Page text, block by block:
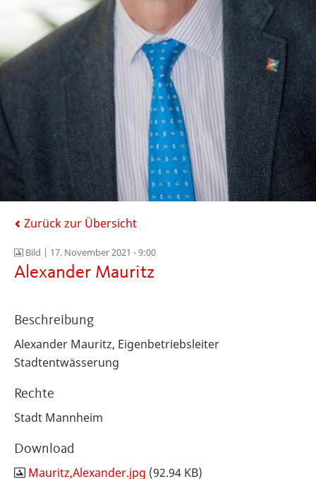
Zurück zur Übersicht
Bild | 17. November 2021 - 9:00
Alexander Mauritz
Beschreibung
Alexander Mauritz, Eigenbetriebsleiter
Stadtentwässerung
Rechte
Stadt Mannheim
Download
Mauritz,Alexander.jpg (92.94 KB)